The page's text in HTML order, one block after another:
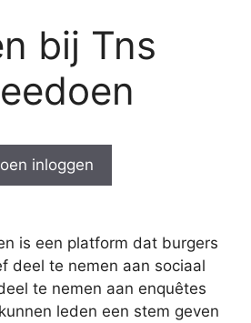
bij Tns
inloggen
is een platform dat burgers
deel te nemen aan sociaal
te nemen aan enquêtes
leden een stem geven